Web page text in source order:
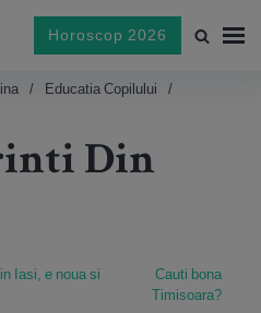
Horoscop 2026
Educatia Copilului
Din
Iasi, e noua si
Cauti bona
Timisoara?